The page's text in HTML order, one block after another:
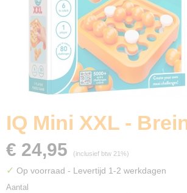
IQ Mini XXL -
€ 24,95 (inclusief btw 21%)
✓ Op voorraad - Levertijd 1-2 werkdagen
Aantal